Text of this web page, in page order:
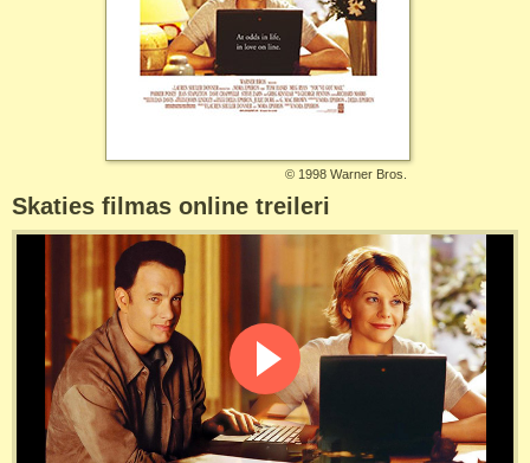
© 1998 Warner Bros.
Skaties filmas online treileri